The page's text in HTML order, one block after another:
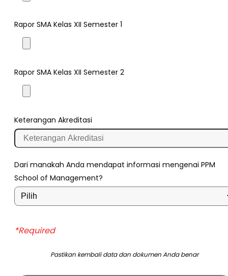
Rapor SMA Kelas XII Semester 1
Rapor SMA Kelas XII Semester 2
Keterangan Akreditasi
Dari manakah Anda mendapat informasi mengenai PPM
School of Management?
*Required
Pastikan kembali data dan dokumen Anda benar